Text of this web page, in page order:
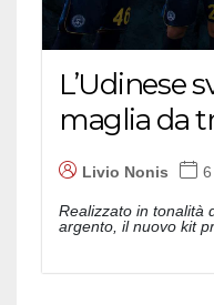
L’Udinese
maglia da
Livio Nonis
Realizzato in tonalità
argento, il nuovo kit